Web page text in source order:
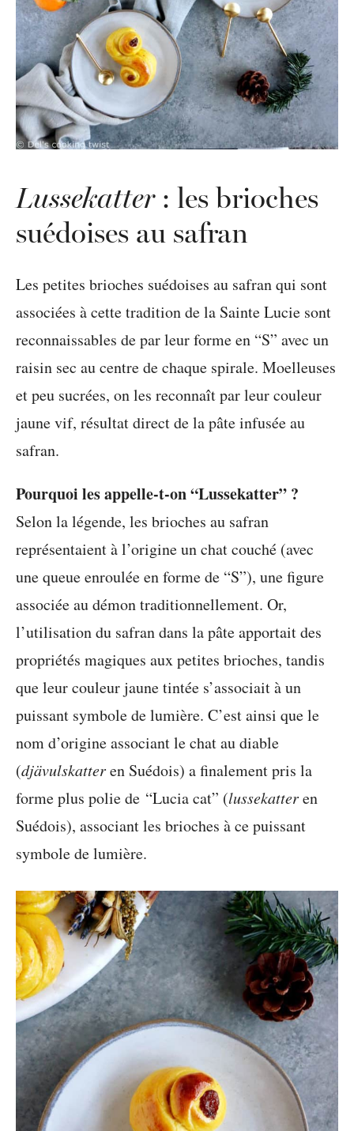
Lussekatter: les brioches
suédoises au safran
Les petites brioches suédoises au safran qui sont
associées à cette tradition de la Sainte Lucie sont
reconnaissables de par leur forme en “S” avec un
raisin sec au centre de chaque spirale. Moelleuses
et peu sucrées, on les reconnaît par leur couleur
jaune vif, résultat direct de la pâte infusée au
safran.
Pourquoi les appelle-t-on “Lussekatter” ?
Selon la légende, les brioches au safran
représentaient à l’origine un chat couché (avec
une queue enroulée en forme de “S”), une figure
associée au démon traditionnellement. Or,
l’utilisation du safran dans la pâte apportait des
propriétés magiques aux petites brioches, tandis
que leur couleur jaune tintée s’associait à un
puissant symbole de lumière. C’est ainsi que le
nom d’origine associant le chat au diable
(djävulskatteren Suédois) a finalement pris la
forme plus polie de “Lucia cat” (lussekatteren
Suédois), associant les brioches à ce puissant
symbole de lumière.